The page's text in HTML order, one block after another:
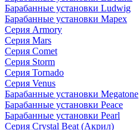
Барабанные установки Ludwig
Барабанные установки Mapex
Серия Armory
Серия Mars
Серия Comet
Серия Storm
Серия Tornado
Серия Venus
Барабанные установки Megatone
Барабанные установки Peace
Барабанные установки Pearl
Серия Crystal Beat (Акрил)